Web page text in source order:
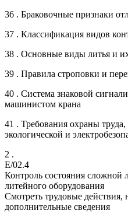
36 . Браковочные признаки
37 . Классификация видов
38 . Основные виды литья и
39 . Правила строповки и
40 . Система знаковой
машинистом крана
41 . Требования охраны
экологической и
2 .
E/02.4
Контроль состояния сложной
литейного оборудования
Смотреть трудовые
дополнительные сведения